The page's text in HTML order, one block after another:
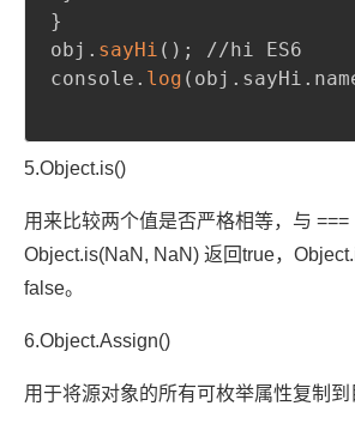
}
obj. sayHi ( ) ;
//hi ES6
console. log (
5.Object.is()
用来比较两个值是否严格相等，与 ===
Object.is(NaN, NaN) 返回true，
false。
6.Object.Assign()
用于将源对象的所有可枚举属性复制到